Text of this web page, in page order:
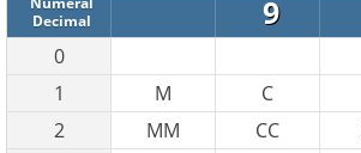
Decimal
9
0
1
M C
2
MM CC